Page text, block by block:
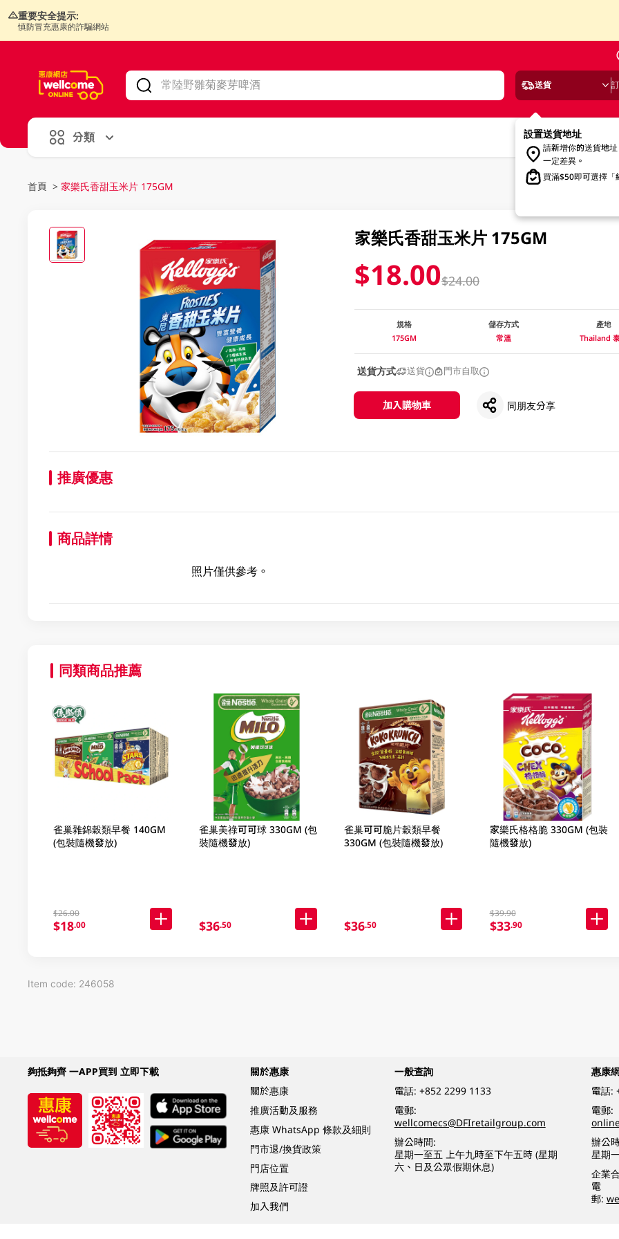
重要安全提示:
慎防冒充惠康的詐騙網站
送貨
設置送貨地址
請新增你的送貨地
一定差異。
買滿$50即可選擇「
分類
首頁 > 家樂氏香甜玉米片 175GM
家樂氏香甜玉米片 175GM
$18.00$24.00
規格
175GM
儲存方式
常溫
產地
Thailand
送貨方式 送貨 門市自取
加入購物車 同朋友分享
推廣優惠
商品詳情
照片僅供參考。
同類商品推薦
雀巢雜錦穀類早餐 140GM
(包裝隨機發放)
$26.00
$18.00
雀巢美祿可可球 330GM (包
裝隨機發放)
$36.50
雀巢可可脆片穀類早餐
330GM (包裝隨機發放)
$36.50
家樂氏格格脆 330GM (包裝
隨機發放)
$39.90
$33.90
Item code: 246058
夠抵夠齊 一APP買到 立即下載
關於惠康
關於惠康
推廣活動及服務
惠康 WhatsApp 條款及細則
門市退/換貨政策
門店位置
牌照及許可證
加入我們
一般查詢
電話: +852 2299 1133
電郵:
wellcomecs@DFIretailgroup.com
辦公時間:
星期一至五 上午九時至下午五時 (星期
六、日及公眾假期休息)
惠康
電話:
電郵:
辦公
星期
企業
電
郵: